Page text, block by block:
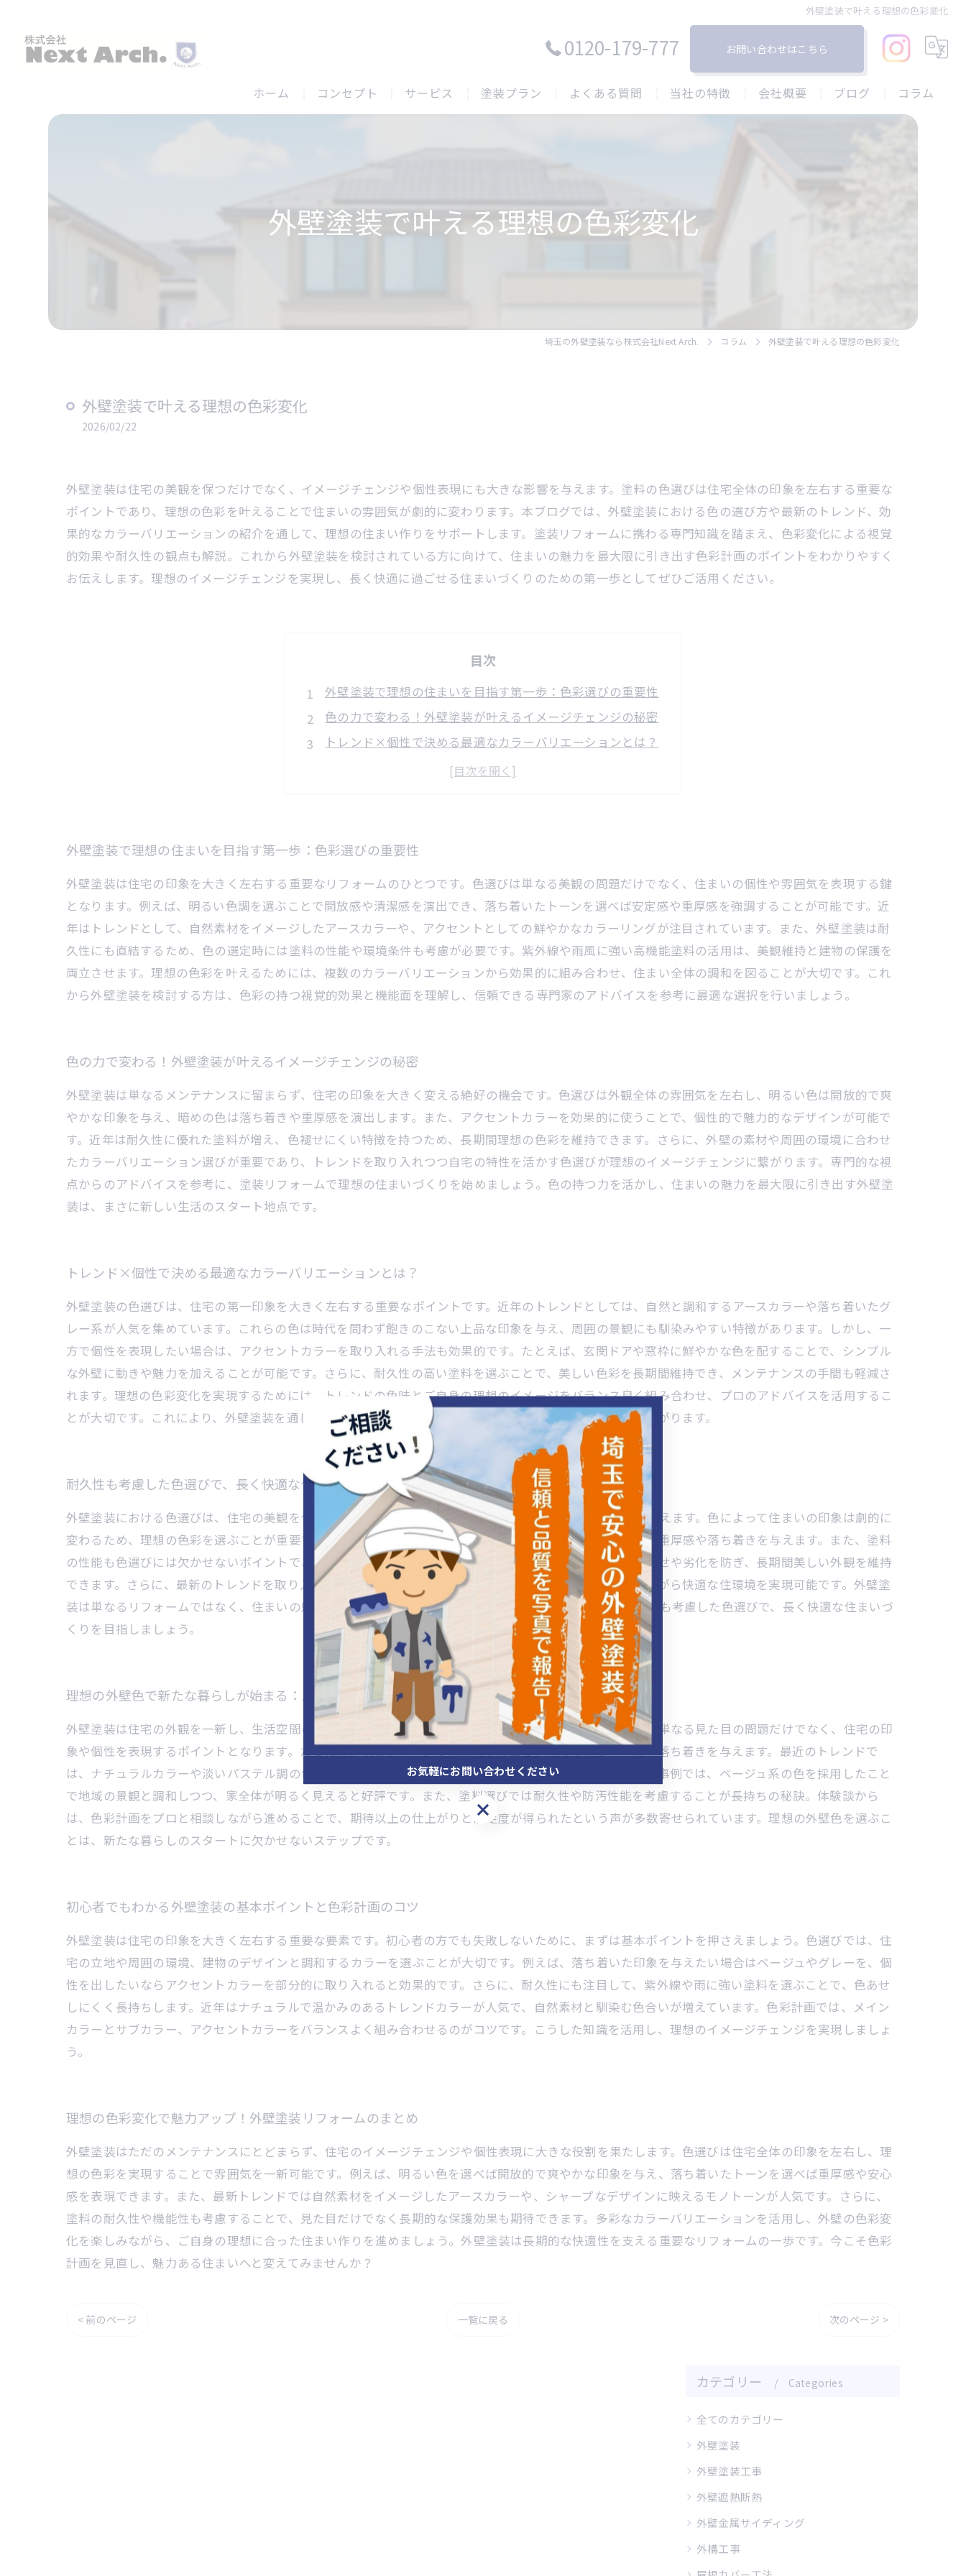
外壁塗装で叶える理想の色彩変化
0120-179-777 お問い合わせはこちら
ホーム コンセプト サービス 塗装プラン よくある質問 当社の特徴
リフォーム
会社概要 ブログ コラム
外壁塗装で叶える理想の色彩変化
埼玉の外壁塗装なら株式会社Next Arch. コラム 外壁塗装で叶える理想の色彩変化
外壁塗装で叶える理想の色彩変化
2026/02/22
外壁塗装は住宅の美観を保つだけでなく、イメージチェンジや個性表現にも大きな影響を与えます。塗料の色選びは住宅全体の印象を左右する重要な
ポイントであり、理想の色彩を叶えることで住まいの雰囲気が劇的に変わります。本ブログでは、外壁塗装における色の選び方や最新のトレンド、効
果的なカラーバリエーションの紹介を通して、理想の住まい作りをサポートします。塗装リフォームに携わる専門知識を踏まえ、色彩変化による視覚
的効果や耐久性の観点も解説。これから外壁塗装を検討されている方に向けて、住まいの魅力を最大限に引き出す色彩計画のポイントをわかりやすく
お伝えします。理想のイメージチェンジを実現し、長く快適に過ごせる住まいづくりのための第一歩としてぜひご活用ください。
目次
外壁塗装で理想の住まいを目指す第一歩：色彩選びの重要性
色の力で変わる！外壁塗装が叶えるイメージチェンジの秘密
トレンド×個性で決める最適なカラーバリエーションとは？
耐久性も考慮した色選びで、長く快適な住まいを実現しよう
理想の色彩変化で魅力アップ！外壁塗装リフォームのまとめ
外壁塗装で理想の住まいを目指す第一歩：色彩選びの重要性
外壁塗装は住宅の印象を大きく左右する重要なリフォームのひとつです。色選びは単なる美観の問題だけでなく、住まいの個性や雰囲気を表現する鍵
となります。例えば、明るい色調を選ぶことで開放感や清潔感を演出でき、落ち着いたトーンを選べば安定感や重厚感を強調することが可能です。近
年はトレンドとして、自然素材をイメージしたアースカラーや、アクセントとしての鮮やかなカラーリングが注目されています。また、外壁塗装は耐
久性にも直結するため、色の選定時には塗料の性能や環境条件も考慮が必要です。紫外線や雨風に強い高機能塗料の活用は、美観維持と建物の保護を
両立させます。理想の色彩を叶えるためには、複数のカラーバリエーションから効果的に組み合わせ、住まい全体の調和を図ることが大切です。これ
から外壁塗装を検討する方は、色彩の持つ視覚的効果と機能面を理解し、信頼できる専門家のアドバイスを参考に最適な選択を行いましょう。
色の力で変わる！外壁塗装が叶えるイメージチェンジの秘密
外壁塗装は単なるメンテナンスに留まらず、住宅の印象を大きく変える絶好の機会です。色選びは外観全体の雰囲気を左右し、明るい色は開放的で爽
やかな印象を与え、暗めの色は落ち着きや重厚感を演出します。また、アクセントカラーを効果的に使うことで、個性的で魅力的なデザインが可能で
す。近年は耐久性に優れた塗料が増え、色褪せにくい特徴を持つため、長期間理想の色彩を維持できます。さらに、外壁の素材や周囲の環境に合わせ
たカラーバリエーション選びが重要であり、トレンドを取り入れつつ自宅の特性を活かす色選びが理想のイメージチェンジに繋がります。専門的な視
点からのアドバイスを参考に、塗装リフォームで理想の住まいづくりを始めましょう。色の持つ力を活かし、住まいの魅力を最大限に引き出す外壁塗
装は、まさに新しい生活のスタート地点です。
トレンド×個性で決める最適なカラーバリエーションとは？
外壁塗装の色選びは、住宅の第一印象を大きく左右する重要なポイントです。近年のトレンドとしては、自然と調和するアースカラーや落ち着いたグ
レー系が人気を集めています。これらの色は時代を問わず飽きのこない上品な印象を与え、周囲の景観にも馴染みやすい特徴があります。しかし、一
方で個性を表現したい場合は、アクセントカラーを取り入れる手法も効果的です。たとえば、玄関ドアや窓枠に鮮やかな色を配することで、シンプル
な外壁に動きや魅力を加えることが可能です。さらに、耐久性の高い塗料を選ぶことで、美しい色彩を長期間維持でき、メンテナンスの手間も軽減さ
れます。理想の色彩変化を実現するためには、トレンドの色味とご自身の理想のイメージをバランス良く組み合わせ、プロのアドバイスを活用するこ
とが大切です。これにより、外壁塗装を通じて住まいの魅力と個性が最大化され、新しい生活の楽しみが広がります。
耐久性も考慮した色選びで、長く快適な住まいを実現しよう
外壁塗装における色選びは、住宅の美観を保つだけでなく、耐久性やイメージチェンジにも大きな影響を与えます。色によって住まいの印象は劇的に
変わるため、理想の色彩を選ぶことが重要です。たとえば、明るい色は広がりや清潔感を演出し、暗い色は重厚感や落ち着きを与えます。また、塗料
の性能も色選びには欠かせないポイントであり、紫外線や雨風に強い耐久性の高い塗料を選ぶことで、色あせや劣化を防ぎ、長期間美しい外観を維持
できます。さらに、最新のトレンドを取り入れたカラーバリエーションを活用することで、個性を表現しながら快適な住環境を実現可能です。外壁塗
装は単なるリフォームではなく、住まいの魅力を最大限に引き出す大切な工程。専門知識を活かし、耐久性も考慮した色選びで、長く快適な住まいづ
くりを目指しましょう。
理想の外壁色で新たな暮らしが始まる：成功事例と体験談
外壁塗装は住宅の外観を一新し、生活空間のイメージチェンジを実現する重要なリフォームです。色選びは単なる見た目の問題だけでなく、住宅の印
象や個性を表現するポイントとなります。たとえば、明るいトーンは開放感を演出し、暗めの色は重厚感や落ち着きを与えます。最近のトレンドで
は、ナチュラルカラーや淡いパステル調の色合いが人気で、やわらかな印象を望む方に適しています。成功事例では、ベージュ系の色を採用したこと
で地域の景観と調和しつつ、家全体が明るく見えると好評です。また、塗料選びでは耐久性や防汚性能を考慮することが長持ちの秘訣。体験談から
は、色彩計画をプロと相談しながら進めることで、期待以上の仕上がりと満足度が得られたという声が多数寄せられています。理想の外壁色を選ぶこ
とは、新たな暮らしのスタートに欠かせないステップです。
初心者でもわかる外壁塗装の基本ポイントと色彩計画のコツ
外壁塗装は住宅の印象を大きく左右する重要な要素です。初心者の方でも失敗しないために、まずは基本ポイントを押さえましょう。色選びでは、住
宅の立地や周囲の環境、建物のデザインと調和するカラーを選ぶことが大切です。例えば、落ち着いた印象を与えたい場合はベージュやグレーを、個
性を出したいならアクセントカラーを部分的に取り入れると効果的です。さらに、耐久性にも注目して、紫外線や雨に強い塗料を選ぶことで、色あせ
しにくく長持ちします。近年はナチュラルで温かみのあるトレンドカラーが人気で、自然素材と馴染む色合いが増えています。色彩計画では、メイン
カラーとサブカラー、アクセントカラーをバランスよく組み合わせるのがコツです。こうした知識を活用し、理想のイメージチェンジを実現しましょ
う。
理想の色彩変化で魅力アップ！外壁塗装リフォームのまとめ
外壁塗装はただのメンテナンスにとどまらず、住宅のイメージチェンジや個性表現に大きな役割を果たします。色選びは住宅全体の印象を左右し、理
想の色彩を実現することで雰囲気を一新可能です。例えば、明るい色を選べば開放的で爽やかな印象を与え、落ち着いたトーンを選べば重厚感や安心
感を表現できます。また、最新トレンドでは自然素材をイメージしたアースカラーや、シャープなデザインに映えるモノトーンが人気です。さらに、
塗料の耐久性や機能性も考慮することで、見た目だけでなく長期的な保護効果も期待できます。多彩なカラーバリエーションを活用し、外壁の色彩変
化を楽しみながら、ご自身の理想に合った住まい作りを進めましょう。外壁塗装は長期的な快適性を支える重要なリフォームの一歩です。今こそ色彩
計画を見直し、魅力ある住まいへと変えてみませんか？
< 前のページ 一覧に戻る 次のページ >
カテゴリー Categories
全てのカテゴリー
外壁塗装
外壁塗装工事
外壁遮熱断熱
外壁金属サイディング
外構工事
お気軽にお問い合わせください
お気軽にお問い合わせください